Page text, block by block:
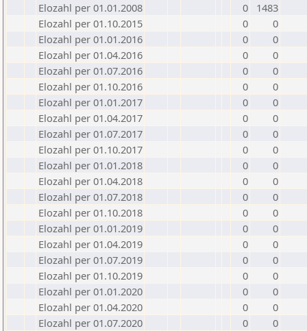
Elozahl per 01.01.2008
0
1483
Elozahl per 01.10.2015
0
0
Elozahl per 01.01.2016
0
0
Elozahl per 01.04.2016
0
0
Elozahl per 01.07.2016
0
0
Elozahl per 01.10.2016
0
0
Elozahl per 01.01.2017
0
0
Elozahl per 01.04.2017
0
0
Elozahl per 01.07.2017
0
0
Elozahl per 01.10.2017
0
0
Elozahl per 01.01.2018
0
0
Elozahl per 01.04.2018
0
0
Elozahl per 01.07.2018
0
0
Elozahl per 01.10.2018
0
0
Elozahl per 01.01.2019
0
0
Elozahl per 01.04.2019
0
0
Elozahl per 01.07.2019
0
0
Elozahl per 01.10.2019
0
0
Elozahl per 01.01.2020
0
0
Elozahl per 01.04.2020
0
0
Elozahl per 01.07.2020
0
0